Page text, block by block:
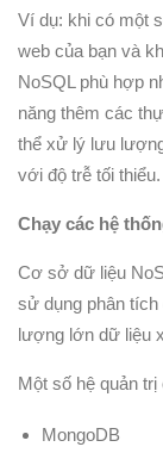
Ví dụ: khi có một
web của bạn và
NoSQL phù hợp
năng thêm các
thể xử lý lưu
với độ trễ tối thiểu.
Chạy các hệ
Cơ sở dữ liệu
sử dụng phân tích
lượng lớn dữ liệu
Một số hệ quản
MongoDB